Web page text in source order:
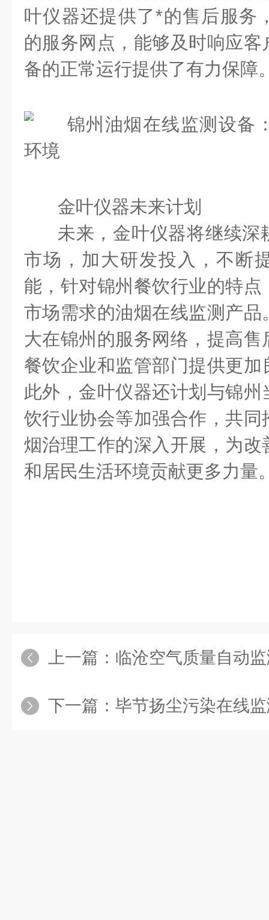
叶仪器还提供了*的售后服务
的服务网点，能够及时响应
备的正常运行提供了有力保障
金叶仪器未来计划
未来，金叶仪器将继续深
市场，加大研发投入，不断
能，针对锦州餐饮行业的特
市场需求的油烟在线监测产
大在锦州的服务网络，提高
餐饮企业和监管部门提供更
此外，金叶仪器还计划与锦
饮行业协会等加强合作，共
烟治理工作的深入开展，为
和居民生活环境贡献更多力量
上一篇： 临沧空气质量自动监测系统，聚
下一篇： 毕节扬尘污染在线监测系统